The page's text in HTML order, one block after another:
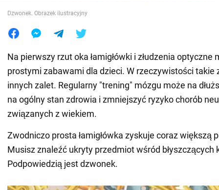
Jedzenie
Dzwonek. Obrazek ilustracyjny
Na pierwszy rzut oka łamigłówki i złudzenia optyczne
prostymi zabawami dla dzieci. W rzeczywistości takie
innych zalet. Regularny "trening" mózgu może na
na ogólny stan zdrowia i zmniejszyć ryzyko chorób
związanych z wiekiem.
Zwodniczo prosta łamigłówka zyskuje coraz większą
Musisz znaleźć ukryty przedmiot wśród błyszczących
Podpowiedzią jest dzwonek.